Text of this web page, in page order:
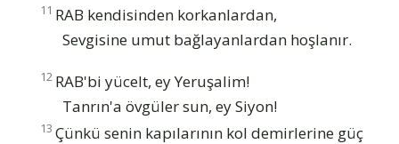
11 RAB kendisinden korkanlardan,
Sevgisine umut bağlayanlardan hoşlanır.
12 RAB'bi yücelt, ey Yeruşalim!
Tanrın'a övgüler sun, ey Siyon!
13 Çünkü senin kapılarının kol demirlerine güç